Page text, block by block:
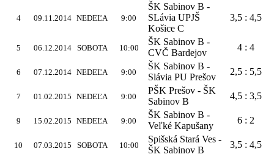
4 09.11.2014 NEDEĽA 9:00
ŠK Sabinov B -
SLávia UPJŠ
Košice C
3,5 : 4,5
5 06.12.2014 SOBOTA 10:00
ŠK Sabinov B -
CVČ Bardejov
4 : 4
6 07.12.2014 NEDEĽA 9:00
ŠK Sabinov B -
Slávia PU Prešov
2,5 : 5,5
7 01.02.2015 NEDEĽA 9:00
PŠK Prešov - ŠK
Sabinov B
4,5 : 3,5
9 15.02.2015 NEDEĽA 9:00
ŠK Sabinov B -
Veľké Kapušany
6 : 2
10 07.03.2015 SOBOTA 10:00
Spišská Stará Ves -
ŠK Sabinov B
3,5 : 4,5